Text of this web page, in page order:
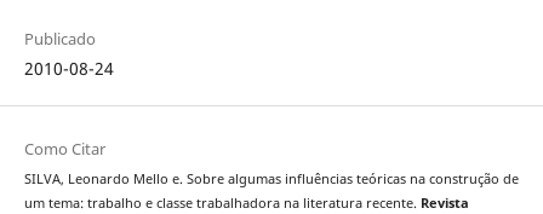
Publicado
2010-08-24
Como Citar
SILVA, Leonardo Mello e. Sobre algumas influências teóricas na construção de
um tema: trabalho e classe trabalhadora na literatura recente. Revista